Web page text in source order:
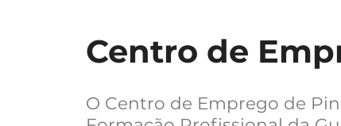
Centro de
O Centro de Emprego de